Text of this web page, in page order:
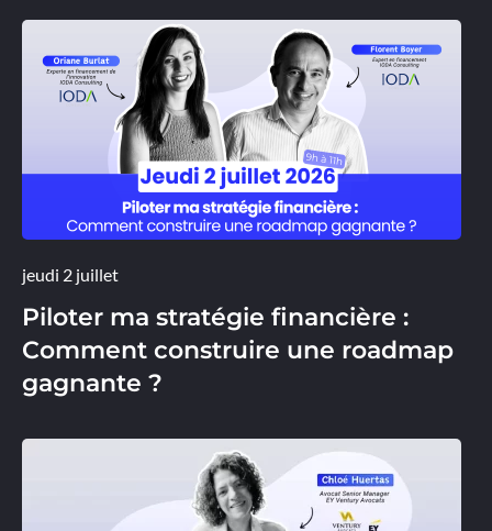
jeudi 2 juillet
Piloter ma stratégie financière :
Comment construire une roadmap
gagnante ?